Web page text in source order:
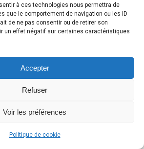
à ces technologies nous permettra de
que le comportement de navigation ou les ID
de ne pas consentir ou de retirer son
un effet négatif sur certaines caractéristiques
Accepter
Refuser
Voir les préférences
Politique de cookie
VEC
droits réservés -Réalisation Grafics
Mentions légales